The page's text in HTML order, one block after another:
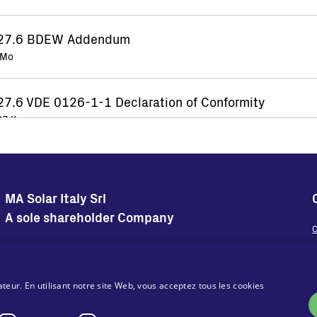
BDEW Addendum
VDE 0126-1-1 Declaration of Conformity
Ko
67-System 5 for Portugal Declaration of
TL G59/3-4/07.18 Certificate
Ko
MA Solar Italy Srl
A sole shareholder Company
20871 Vimercate
Italy
Via San Giorgio 642
20871 Vimercate
Italy
En utilisant notre site Web, vous acceptez tous les cookies